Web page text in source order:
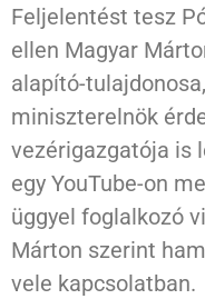
Feljelentést tesz
ellen Magyar
alapító-
miniszterelnök
vezérigazgatója is
egy YouTube-on
üggyel foglalkozó
Márton szerint
vele kapcsolatban.